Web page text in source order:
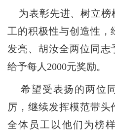
为表彰先进、树立榜
工的积极性与创造性
发亮、胡汝全两位同
给予每人2000元奖励。
希望受表扬的两位
厉，继续发挥模范带头
全体员工以他们为榜